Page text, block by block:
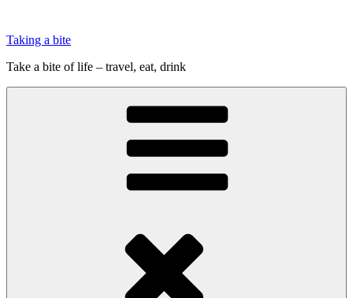
indhold
Taking a bite
Take a bite of life – travel, eat, drink